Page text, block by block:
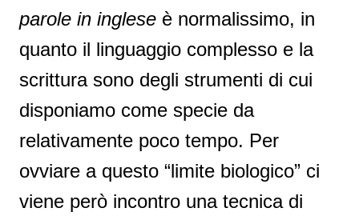
parole in inglese è normalissimo, in
quanto il linguaggio complesso e la
scrittura sono degli strumenti di cui
disponiamo come specie da
relativamente poco tempo. Per
ovviare a questo “limite biologico” ci
viene però incontro una tecnica di